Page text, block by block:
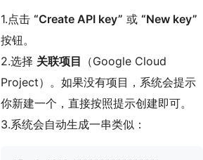
1.点击 “Create API key” 或 “New key”
按钮。
2.选择 关联项目 （Google Cloud
Project）。如果没有项目，系统会提示
你新建一个，直接按照提示创建即可。
3.系统会自动生成一串类似：